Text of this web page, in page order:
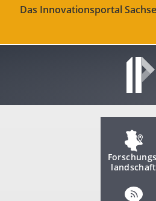
Das Innovationsportal
landschaft